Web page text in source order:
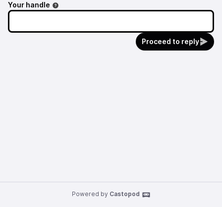
Your handle
Proceed to reply
Powered by Castopod